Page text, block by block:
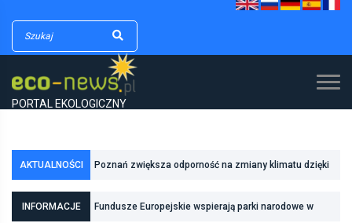
PORTAL EKOLOGICZNY
AKTUALNOŚCI Poznań zwiększa odporność na zmiany klimatu dzięki
INFORMACJE
Fundusze Europejskie wspierają parki narodowe w